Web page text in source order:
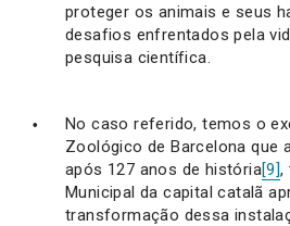
proteger os animais e seus
desafios enfrentados pela
pesquisa científica.
No caso referido, temos o
Zoológico de Barcelona que
após 127 anos de história[9],
Municipal da capital catalã
transformação dessa